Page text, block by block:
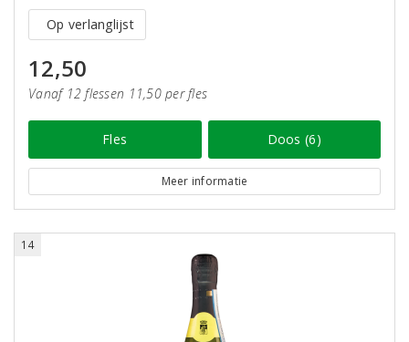
Op verlanglijst
12,50
Vanaf 12 flessen 11,50 per fles
Fles Doos (6)
Meer informatie
14